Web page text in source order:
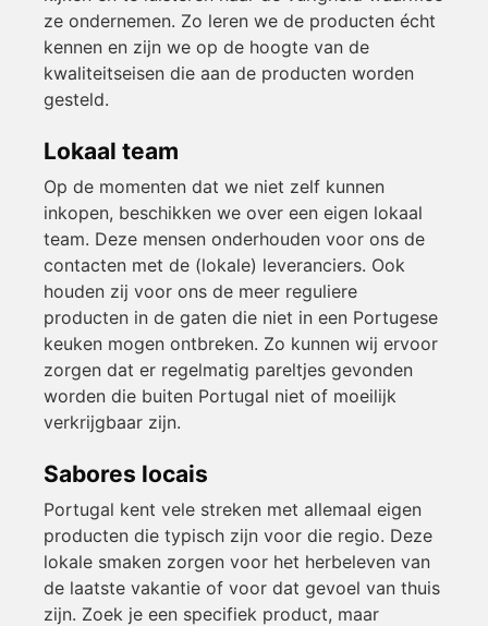
ze ondernemen. Zo leren we de producten écht
kennen en zijn we op de hoogte van de
kwaliteitseisen die aan de producten worden
gesteld.
Lokaal team
Op de momenten dat we niet zelf kunnen
inkopen, beschikken we over een eigen lokaal
team. Deze mensen onderhouden voor ons de
contacten met de (lokale) leveranciers. Ook
houden zij voor ons de meer reguliere
producten in de gaten die niet in een Portugese
keuken mogen ontbreken. Zo kunnen wij ervoor
zorgen dat er regelmatig pareltjes gevonden
worden die buiten Portugal niet of moeilijk
verkrijgbaar zijn.
Sabores locais
Portugal kent vele streken met allemaal eigen
producten die typisch zijn voor die regio. Deze
lokale smaken zorgen voor het herbeleven van
de laatste vakantie of voor dat gevoel van thuis
zijn. Zoek je een specifiek product, maar